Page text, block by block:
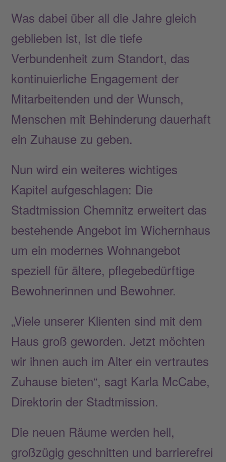
Was dabei über all die Jahre gleich
geblieben ist, ist die tiefe
Verbundenheit zum Standort, das
kontinuierliche Engagement der
Mitarbeitenden und der Wunsch,
Menschen mit Behinderung dauerhaft
ein Zuhause zu geben.
Nun wird ein weiteres wichtiges
Kapitel aufgeschlagen: Die
Stadtmission Chemnitz erweitert das
bestehende Angebot im Wichernhaus
um ein modernes Wohnangebot
speziell für ältere, pflegebedürftige
Bewohnerinnen und Bewohner.
„Viele unserer Klienten sind mit dem
Haus groß geworden. Jetzt möchten
wir ihnen auch im Alter ein vertrautes
Zuhause bieten“, sagt Karla McCabe,
Direktorin der Stadtmission.
Die neuen Räume werden hell,
großzügig geschnitten und barrierefrei